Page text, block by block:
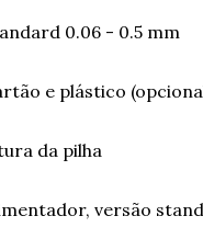
0.06 - 0.5 mm
e plástico
da pilha
versão